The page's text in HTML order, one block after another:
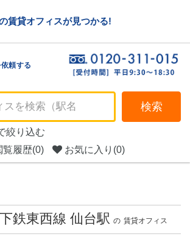
賃貸オフィスが見つかる!
頼する
検索
絞り込む
覧履歴(0) お気に入り (0)
鉄東西線 仙台駅 の 賃貸オフィス